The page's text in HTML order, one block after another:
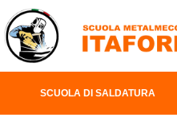
SCUOLA DI SALDATURA